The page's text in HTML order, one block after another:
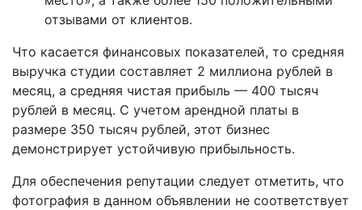
отзывами от клиентов.
Что касается финансовых показателей, то средняя
выручка студии составляет 2 миллиона рублей в
месяц, а средняя чистая прибыль — 400 тысяч
рублей в месяц. С учетом арендной платы в
размере 350 тысяч рублей, этот бизнес
демонстрирует устойчивую прибыльность.
Для обеспечения репутации следует отметить, что
фотография в данном объявлении не соответствует